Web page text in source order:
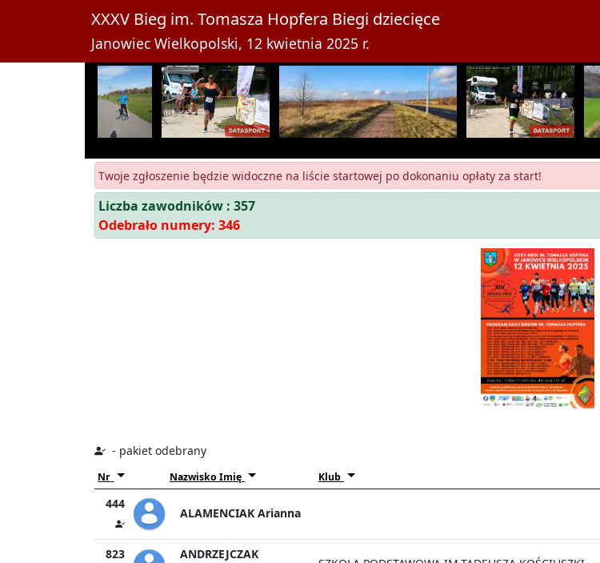
XXXV Bieg im. Tomasza Hopfera Biegi dziecięce
Janowiec Wielkopolski, 12 kwietnia 2025 r.
Twoje zgłoszenie będzie widoczne na liście startowej po dokonaniu opłaty za start!
Liczba zawodników : 357
Odebrało numery: 346
- pakiet odebrany
Nr Nazwisko Imię Klub
444
ALAMENCIAK Arianna
823
ANDRZEJCZAK